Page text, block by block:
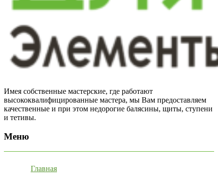
Имея собственные мастерские, где работают
высококвалифицированные мастера, мы Вам предоставляем
качественные и при этом недорогие балясины, щиты, ступени
и тетивы.
Меню
Главная